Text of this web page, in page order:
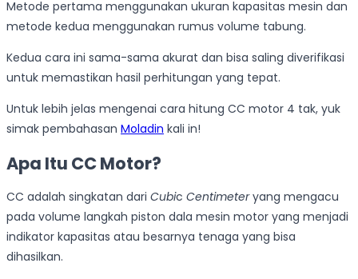
Metode pertama menggunakan ukuran kapasitas mesin dan
metode kedua menggunakan rumus volume tabung.
Kedua cara ini sama-sama akurat dan bisa saling diverifikasi
untuk memastikan hasil perhitungan yang tepat.
Untuk lebih jelas mengenai cara hitung CC motor 4 tak, yuk
simak pembahasan Moladin kali in!
Apa Itu CC Motor?
CC adalah singkatan dari Cubic Centimeteryang mengacu
pada volume langkah piston dala mesin motor yang menjadi
indikator kapasitas atau besarnya tenaga yang bisa
dihasilkan.